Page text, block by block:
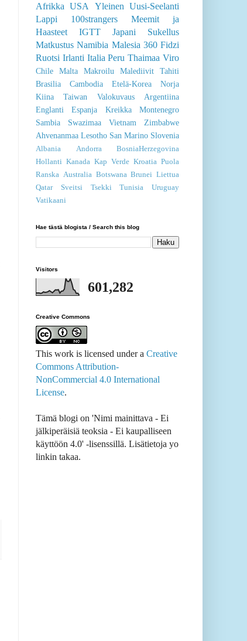
Afrikka
USA Yleinen Uusi-Seelanti
Lappi
100strangers
Meemit ja
Haasteet
IGTT Japani
Sukellus
Matkustus Namibia Malesia 360 Fidzi
Ruotsi Irlanti Italia Peru Thaimaa Viro
Chile Malta Makroilu Malediivit
Tahiti
Brasilia
Cambodia Etelä-Korea
Norja
Kiina
Taiwan Valokuvaus
Argentiina
Englanti
Espanja Kreikka
Montenegro
Sambia
Swazimaa Vietnam
Zimbabwe
Ahvenanmaa Lesotho San Marino Slovenia
Albania Andorra
BosniaHerzegovina
Hollanti Kanada Kap Verde Kroatia Puola
Ranska Australia Botswana Brunei Liettua
Qatar
Sveitsi Tsekki Tunisia
Uruguay
Vatikaani
Hae tästä blogista / Search this blog
Visitors
601,282
Creative Commons
This work is licensed under a Creative
Commons Attribution-
NonCommercial 4.0 International
License.
Tämä blogi on 'Nimi mainittava - Ei
jälkiperäisiä teoksia - Ei kaupalliseen
käyttöön 4.0' -lisenssillä. Lisätietoja yo
linkin takaa.